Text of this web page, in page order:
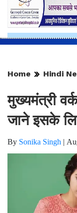
Home Hindi
मुख्यमंत्री
जाने इसके
By Sonika Singh |